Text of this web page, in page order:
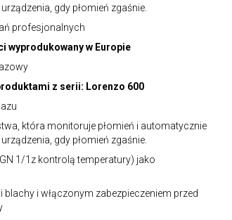
gdy płomień zgaśnie.
profesjonalnych
wyprodukowany w Europie
z serii: Lorenzo 600
która monitoruje płomień i automatycznie
gdy płomień zgaśnie.
1/1z kontrolą temperatury) jako
i włączonym zabezpieczeniem przed